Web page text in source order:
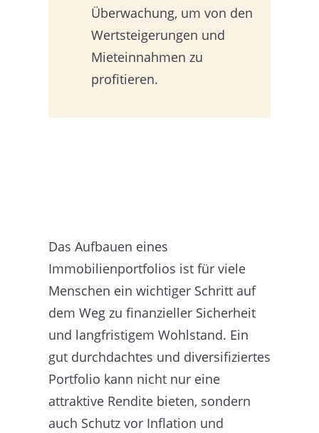
Überwachung, um von den
Wertsteigerungen und
Mieteinnahmen zu
profitieren.
Das Aufbauen eines
Immobilienportfolios ist für viele
Menschen ein wichtiger Schritt auf
dem Weg zu finanzieller Sicherheit
und langfristigem Wohlstand. Ein
gut durchdachtes und diversifiziertes
Portfolio kann nicht nur eine
attraktive Rendite bieten, sondern
auch Schutz vor Inflation und